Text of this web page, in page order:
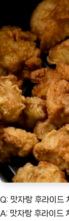
Q: 맛자랑 후라이드
A: 맛자랑 후라이드